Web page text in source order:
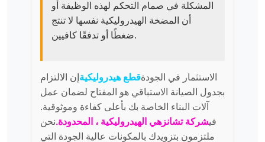
المشكلة في صمام التحكم لهذه الوظيفة أو
أن المضخة الهيدروليكية نفسها لا تنتج
ضغطًا أو تدفقًا كافيين.
الاستثمار في الجودةقطع هيدروليكية إن الالتزام
بجدول الصيانة الاستباقي هو المفتاح لضمان عمل
آلات البناء الخاصة بك بأعلى كفاءة وموثوقية.
فيشركة تشانزهي الهيدروليكية ، المحدودة.نحن
ملتزمون بتزويدك بالمكونات عالية الجودة التي